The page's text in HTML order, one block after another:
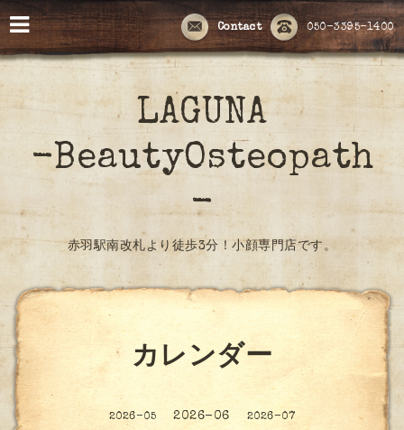
050-3395-1400
Contact
LAGUNA
-BeautyOsteopath
-
赤羽駅南改札より徒歩3分！小顔専門店です。
カレンダー
2026-05 2026-06 2026-07